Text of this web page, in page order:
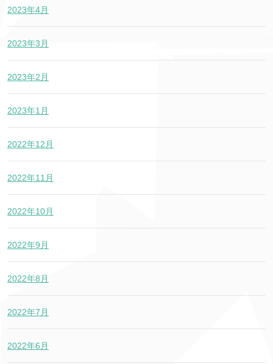
2023年4月
2023年3月
2023年2月
2023年1月
2022年12月
2022年11月
2022年10月
2022年9月
2022年8月
2022年7月
2022年6月